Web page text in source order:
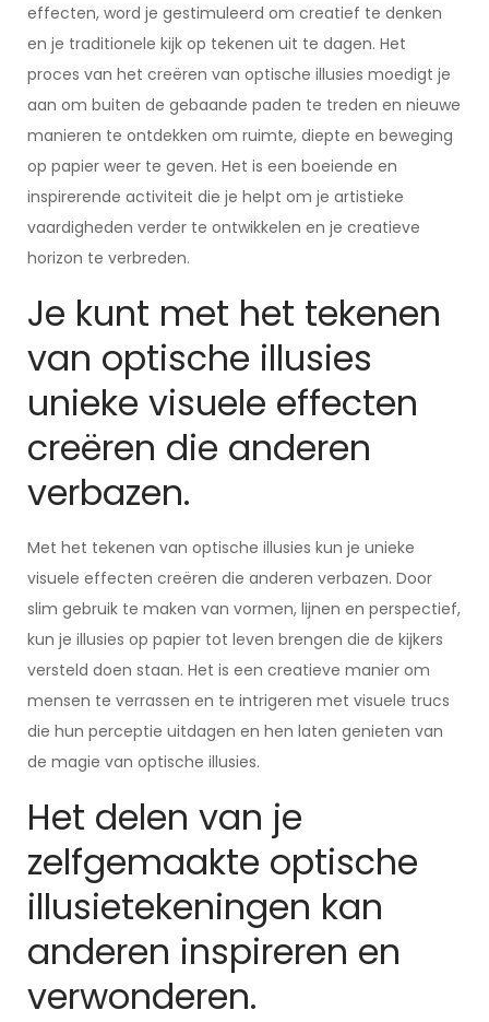
effecten, word je gestimuleerd om creatief te denken
en je traditionele kijk op tekenen uit te dagen. Het
proces van het creëren van optische illusies moedigt je
aan om buiten de gebaande paden te treden en nieuwe
manieren te ontdekken om ruimte, diepte en beweging
op papier weer te geven. Het is een boeiende en
inspirerende activiteit die je helpt om je artistieke
vaardigheden verder te ontwikkelen en je creatieve
horizon te verbreden.
Je kunt met het tekenen
van optische illusies
unieke visuele effecten
creëren die anderen
verbazen.
Met het tekenen van optische illusies kun je unieke
visuele effecten creëren die anderen verbazen. Door
slim gebruik te maken van vormen, lijnen en perspectief,
kun je illusies op papier tot leven brengen die de kijkers
versteld doen staan. Het is een creatieve manier om
mensen te verrassen en te intrigeren met visuele trucs
die hun perceptie uitdagen en hen laten genieten van
de magie van optische illusies.
Het delen van je
zelfgemaakte optische
illusietekeningen kan
anderen inspireren en
verwonderen.